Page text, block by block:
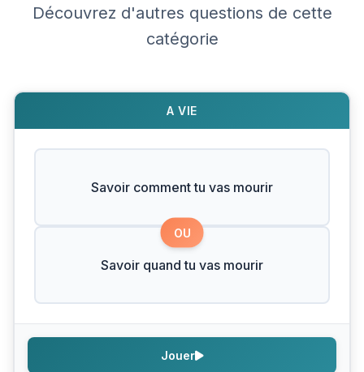
Découvrez d'autres questions de cette
catégorie
A VIE
Savoir comment tu vas mourir
OU
Savoir quand tu vas mourir
Jouer